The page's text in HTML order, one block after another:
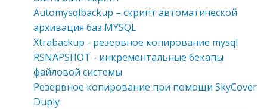
Automysqlbackup – скрипт автоматической
архивация баз MYSQL
Xtrabackup - резервное копирование mysql
RSNAPSHOT - инкрементальные бекапы
файловой системы
Резервное копирование при помощи SkyCover
Duply